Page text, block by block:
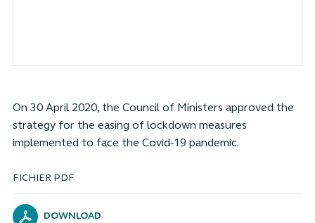
FICHIER PDF
DOWNLOAD
On 30 April 2020, the Council of Ministers approved the
strategy for the easing of lockdown measures
implemented to face the Covid-19 pandemic.